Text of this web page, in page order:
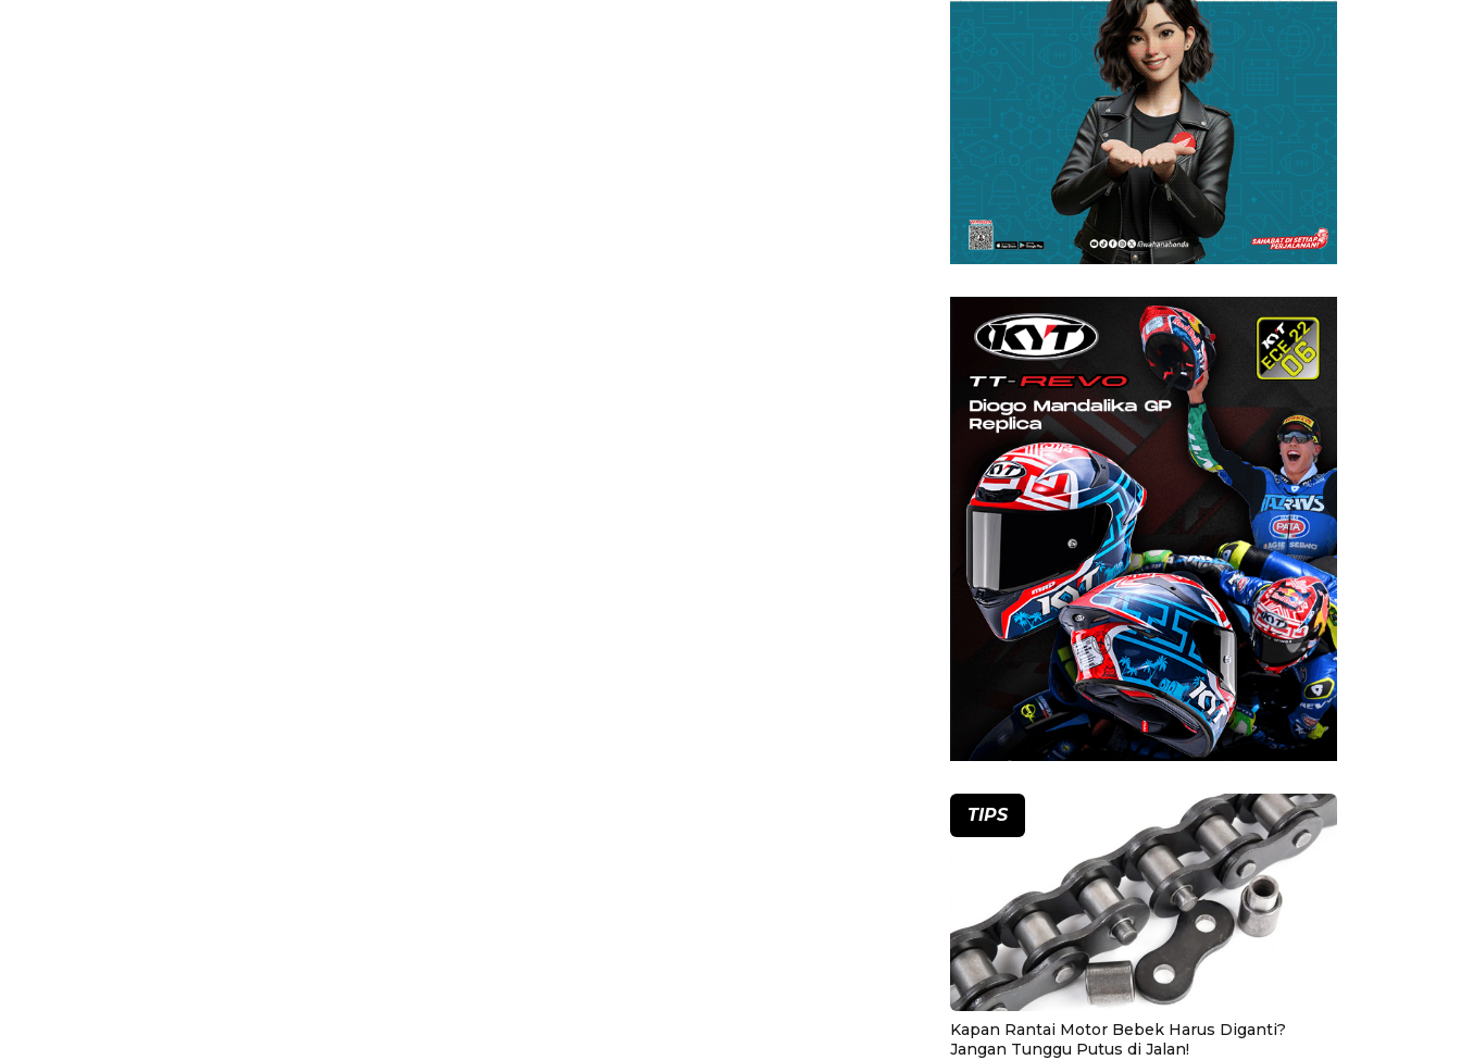
TIPS
Kapan Rantai Motor Bebek Harus Diganti?
Jangan Tunggu Putus di Jalan!